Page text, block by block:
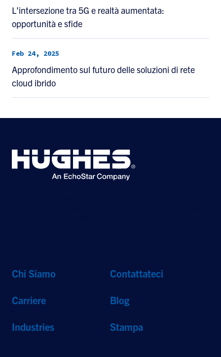
L’intersezione tra 5G e realtà aumentata:
opportunità e sfide
Feb 24, 2025
Approfondimento sul futuro delle soluzioni di rete
cloud ibrido
Chi Siamo Contattateci
Carriere Blog
Industries Stampa